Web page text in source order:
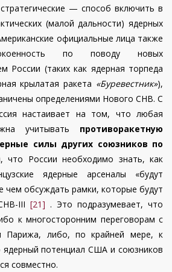
— способ включить в
(малой дальности) ядерных
официальные лица также
по поводу новых
России (таких как ядерная торпеда
крылатая ракета «Буревестник»),
определениями Нового СНВ. С
настаивает на том, что любая
учитывать противоракетную
силы других союзников по
что России необходимо знать, как
ядерные арсеналы «будут
чем обсуждать рамки, которые будут
III [21] . Это подразумевает, что
к многосторонним переговорам с
Парижа, либо, по крайней мере, к
потенциал США и союзников
совместно.